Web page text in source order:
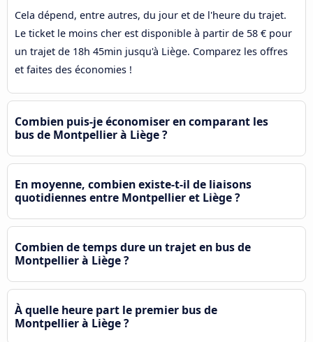
Cela dépend, entre autres, du jour et de l'heure du trajet.
Le ticket le moins cher est disponible à partir de 58 € pour
un trajet de 18h 45min jusqu'à Liège. Comparez les offres
et faites des économies !
Combien puis-je économiser en comparant les
bus de Montpellier à Liège ?
En moyenne, combien existe-t-il de liaisons
quotidiennes entre Montpellier et Liège ?
Combien de temps dure un trajet en bus de
Montpellier à Liège ?
À quelle heure part le premier bus de
Montpellier à Liège ?